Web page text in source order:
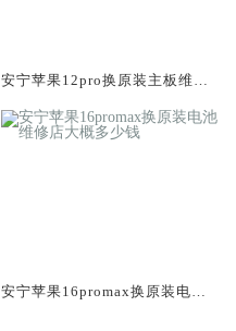
安宁苹果12pro换原装主板维修
安宁苹果16promax换原装电池